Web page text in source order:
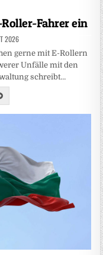
Fahrer ein
2026
gerne mit E-Rollern
Unfälle mit den
schreibt…